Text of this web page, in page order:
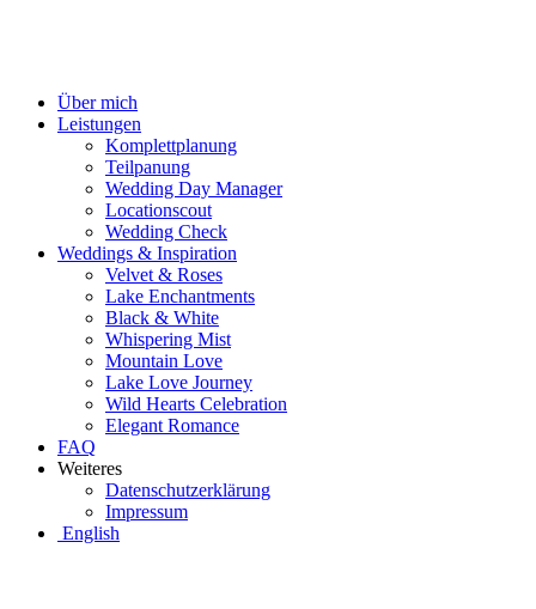
Über mich
Leistungen
Komplettplanung
Teilpanung
Wedding Day Manager
Locationscout
Wedding Check
Weddings & Inspiration
Velvet & Roses
Lake Enchantments
Black & White
Whispering Mist
Mountain Love
Lake Love Journey
Wild Hearts Celebration
Elegant Romance
FAQ
Weiteres
Datenschutzerklärung
Impressum
English